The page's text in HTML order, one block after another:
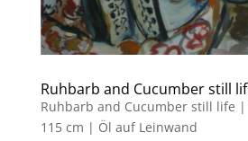
Ruhbarb and Cucumber still
Ruhbarb and Cucumber still life
115 cm | Öl auf Leinwand